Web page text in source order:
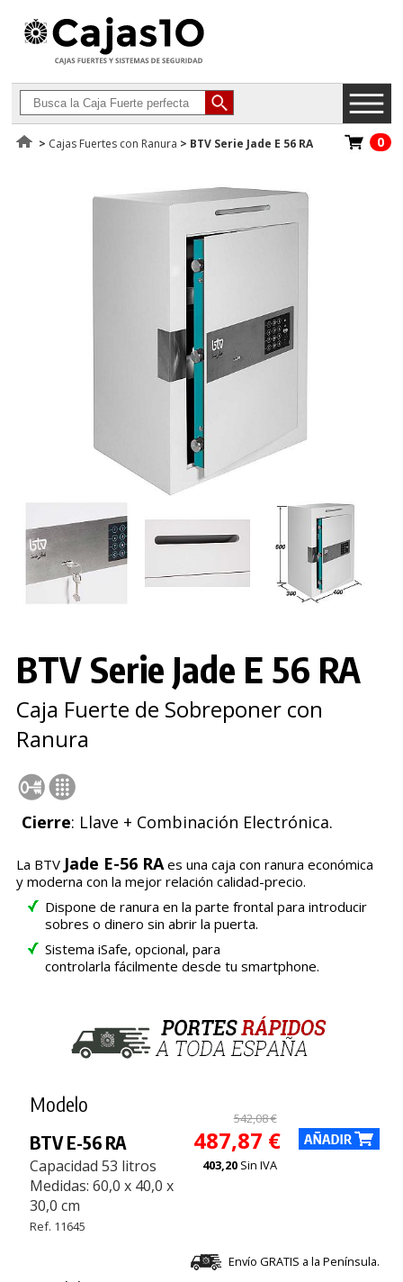
> Cajas Fuertes con Ranura > BTV Serie Jade E 56 RA 0
BTV Serie Jade E 56 RA
Caja Fuerte de Sobreponer con
Ranura
Cierre: Llave + Combinación Electrónica.
La BTV Jade E-56 RAes una caja con ranura económica
y moderna con la mejor relación calidad-precio.
Dispone de ranura en la parte frontal para introducir
sobres o dinero sin abrir la puerta.
Sistema iSafe, opcional, para
controlarla fácilmente desde tu smartphone.
Modelo
BTV E-56 RA
Capacidad 53 litros
Medidas: 60,0 x 40,0 x
30,0 cm
Ref. 11645
542,08 €
487,87 €
403,20 Sin IVA
Envío GRATIS a la Península.